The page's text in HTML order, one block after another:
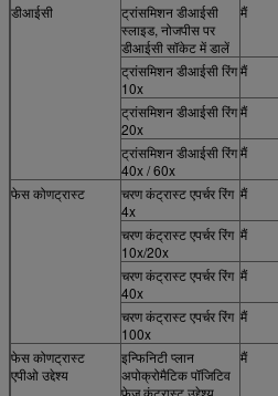
डीआईसी
ट्रांसमिशन डीआईसी
स्लाइड, नोजपीस पर
डीआईसी सॉकेट में डालें
मैं
ट्रांसमिशन डीआईसी रिंग
10x
मैं
ट्रांसमिशन डीआईसी रिंग
20x
मैं
ट्रांसमिशन डीआईसी रिंग
40x / 60x
मैं
फेस कोणट्रास्ट
चरण कंट्रास्ट एपर्चर रिंग
4x
मैं
चरण कंट्रास्ट एपर्चर रिंग
10x/20x
मैं
चरण कंट्रास्ट एपर्चर रिंग
40x
मैं
चरण कंट्रास्ट एपर्चर रिंग
100x
मैं
फेस कोणट्रास्ट
एपीओ उद्देश्य
इन्फिनिटी प्लान
अपोक्रोमैटिक पॉजिटिव
फेज कंट्रास्ट उद्देश्य
मैं